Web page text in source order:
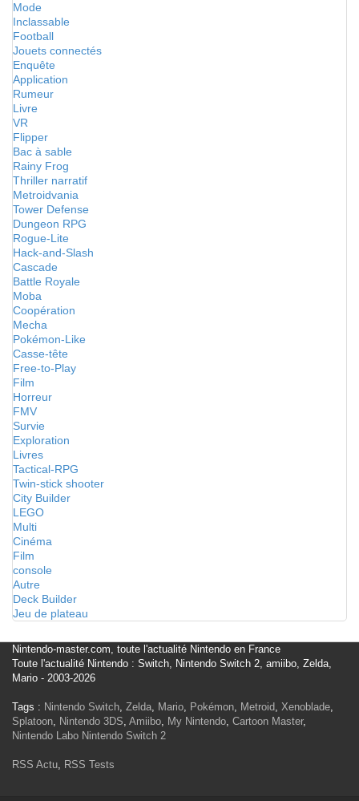
Mode
Inclassable
Football
Jouets connectés
Enquête
Application
Rumeur
Livre
VR
Flipper
Bac à sable
Rainy Frog
Thriller narratif
Metroidvania
Tower Defense
Dungeon RPG
Rogue-Lite
Hack-and-Slash
Cascade
Battle Royale
Moba
Coopération
Mecha
Pokémon-Like
Casse-tête
Free-to-Play
Film
Horreur
FMV
Survie
Exploration
Livres
Tactical-RPG
Twin-stick shooter
City Builder
LEGO
Multi
Cinéma
Film
console
Autre
Deck Builder
Jeu de plateau
Nintendo-master.com, toute l'actualité Nintendo en France
Toute l'actualité Nintendo : Switch, Nintendo Switch 2, amiibo, Zelda,
Mario - 2003-2026
Tags : Nintendo Switch, Zelda, Mario, Pokémon, Metroid, Xenoblade,
Splatoon, Nintendo 3DS, Amiibo, My Nintendo, Cartoon Master,
Nintendo Labo Nintendo Switch 2
RSS Actu, RSS Tests